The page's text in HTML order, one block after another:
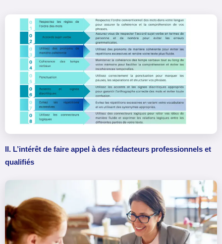
II. L’intérêt de faire appel à des rédacteurs professionnels et
qualifiés